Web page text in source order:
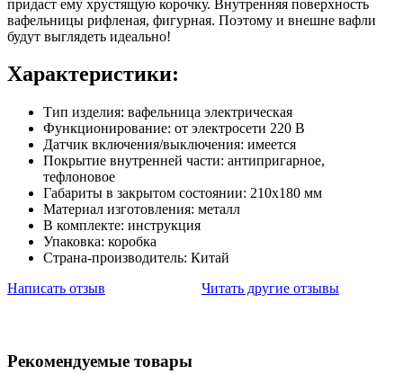
придаст ему хрустящую корочку. Внутренняя поверхность
вафельницы рифленая, фигурная. Поэтому и внешне вафли
будут выглядеть идеально!
Характеристики:
Тип изделия: вафельница электрическая
Функционирование: от электросети 220 В
Датчик включения/выключения: имеется
Покрытие внутренней части: антипригарное,
тефлоновое
Габариты в закрытом состоянии: 210х180 мм
Материал изготовления: металл
В комплекте: инструкция
Упаковка: коробка
Страна-производитель: Китай
Написать отзыв
Читать другие отзывы
Рекомендуемые товары